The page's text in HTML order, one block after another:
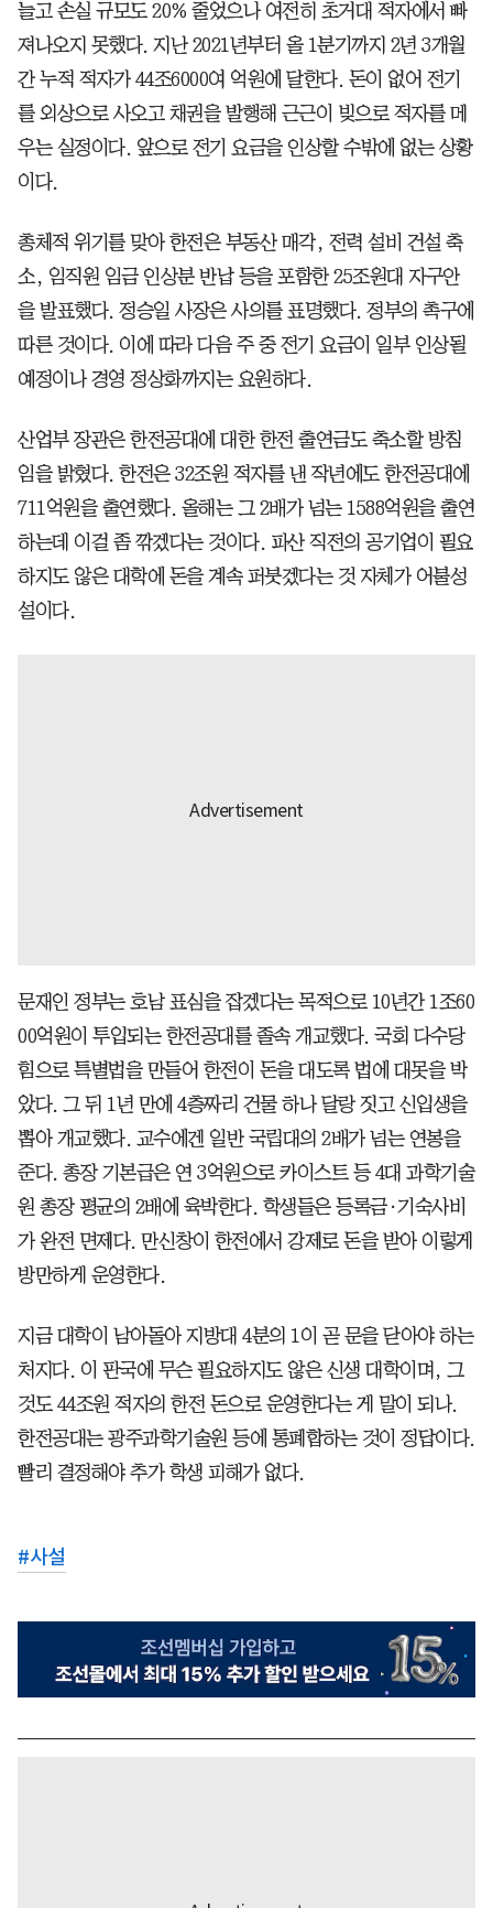
늘고 손실 규모도 20% 줄었으나 여전히 초거대 적자에서 빠
져나오지 못했다. 지난 2021년부터 올 1분기까지 2년 3개월
간 누적 적자가 44조6000여 억원에 달한다. 돈이 없어 전기
를 외상으로 사오고 채권을 발행해 근근이 빚으로 적자를 메
우는 실정이다. 앞으로 전기 요금을 인상할 수밖에 없는 상황
이다.
총체적 위기를 맞아 한전은 부동산 매각, 전력 설비 건설 축
소, 임직원 임금 인상분 반납 등을 포함한 25조원대 자구안
을 발표했다. 정승일 사장은 사의를 표명했다. 정부의 촉구에
따른 것이다. 이에 따라 다음 주 중 전기 요금이 일부 인상될
예정이나 경영 정상화까지는 요원하다.
산업부 장관은 한전공대에 대한 한전 출연금도 축소할 방침
임을 밝혔다. 한전은 32조원 적자를 낸 작년에도 한전공대에
711억원을 출연했다. 올해는 그 2배가 넘는 1588억원을 출연
하는데 이걸 좀 깎겠다는 것이다. 파산 직전의 공기업이 필요
하지도 않은 대학에 돈을 계속 퍼붓겠다는 것 자체가 어불성
설이다.
문재인 정부는 호남 표심을 잡겠다는 목적으로 10년간 1조60
00억원이 투입되는 한전공대를 졸속 개교했다. 국회 다수당
힘으로 특별법을 만들어 한전이 돈을 대도록 법에 대못을 박
았다. 그 뒤 1년 만에 4층짜리 건물 하나 달랑 짓고 신입생을
뽑아 개교했다. 교수에겐 일반 국립대의 2배가 넘는 연봉을
준다. 총장 기본급은 연 3억원으로 카이스트 등 4대 과학기술
원 총장 평균의 2배에 육박한다. 학생들은 등록금·기숙사비
가 완전 면제다. 만신창이 한전에서 강제로 돈을 받아 이렇게
방만하게 운영한다.
지금 대학이 남아돌아 지방대 4분의 1이 곧 문을 닫아야 하는
처지다. 이 판국에 무슨 필요하지도 않은 신생 대학이며, 그
것도 44조원 적자의 한전 돈으로 운영한다는 게 말이 되나.
한전공대는 광주과학기술원 등에 통폐합하는 것이 정답이다.
빨리 결정해야 추가 학생 피해가 없다.
#사설